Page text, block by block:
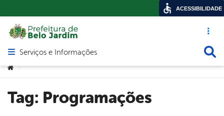
Acesso
Abrir menu principal de navegação
Serviços e Informações
Você está aqui:
>
Tag: Programações
ACESSIBILIDADE